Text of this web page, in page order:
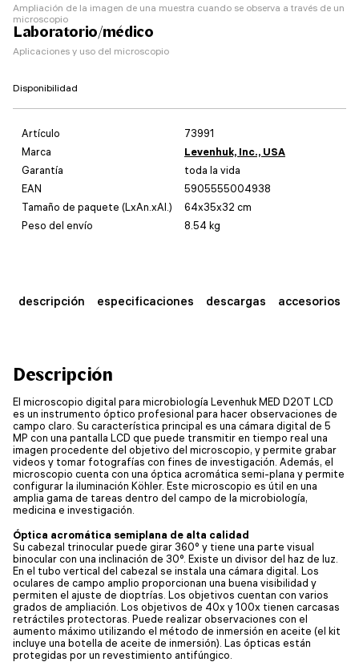
Ampliación de la imagen de una muestra cuando se observa a través de un
microscopio
Laboratorio/médico
Aplicaciones y uso del microscopio
Disponibilidad
Artículo
73991
Marca
Levenhuk, Inc., USA
Garantía
toda la vida
EAN
5905555004938
Tamaño de paquete (LxAn.xAl.)
64x35x32 cm
Peso del envío
8.54 kg
descripción especificaciones descargas accesorios
Descripción
El microscopio digital para microbiología Levenhuk MED D20T LCD
es un instrumento óptico profesional para hacer observaciones de
campo claro. Su característica principal es una cámara digital de 5
MP con una pantalla LCD que puede transmitir en tiempo real una
imagen procedente del objetivo del microscopio, y permite grabar
videos y tomar fotografías con fines de investigación. Además, el
microscopio cuenta con una óptica acromática semi-plana y permite
configurar la iluminación Köhler. Este microscopio es útil en una
amplia gama de tareas dentro del campo de la microbiología,
medicina e investigación.
Óptica acromática semiplana de alta calidad
Su cabezal trinocular puede girar 360° y tiene una parte visual
binocular con una inclinación de 30°. Existe un divisor del haz de luz.
En el tubo vertical del cabezal se instala una cámara digital. Los
oculares de campo amplio proporcionan una buena visibilidad y
permiten el ajuste de dioptrías. Los objetivos cuentan con varios
grados de ampliación. Los objetivos de 40x y 100x tienen carcasas
retráctiles protectoras. Puede realizar observaciones con el
aumento máximo utilizando el método de inmersión en aceite (el kit
incluye una botella de aceite de inmersión). Las ópticas están
protegidas por un revestimiento antifúngico.